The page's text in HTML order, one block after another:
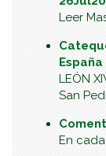
Leer
España
LEÓN
San
En